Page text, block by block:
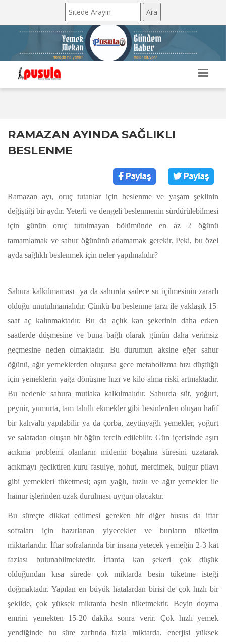
RAMAZAN AYINDA SAĞLIKLI
BESLENME
Ramazan ayı, oruç tutanlar için beslenme ve yaşam şeklinin
değiştiği bir aydır. Yeterli ve dengeli beslenmenin sürdürülebilmesi
için günün oruç tutulmayan bölümünde en az 2 öğünü
tamamlamak ve sahur öğününü atlamamak gerekir. Peki, bu özel
ayda sağlıklı beslenmek için neler yapılmalıdır?
Sahura kalkılmaması ya da sahurda sadece su içilmesinin zararlı
olduğu unutulmamalıdır. Çünkü bu beslenme tarzı ile yaklaşık 15
saat aç kalınmaktadır. Bu da açlık kan şekerinin daha erken
saatlerde düşmesine ve buna bağlı olarak günün daha verimsiz
geçmesine neden olmaktadır. Bu durumun aksine eğer sahur
öğünü, ağır yemeklerden oluşursa gece metabolizma hızı düştüğü
için yemeklerin yağa dönüşme hızı ve kilo alma riski artmaktadır.
Bu nedenle sahura mutlaka kalkılmalıdır. Sahurda süt, yoğurt,
peynir, yumurta, tam tahıllı ekmekler gibi besinlerden oluşan hafif
bir kahvaltı yapılabilir ya da çorba, zeytinyağlı yemekler, yoğurt
ve salatadan oluşan bir öğün tercih edilebilir. Gün içerisinde aşırı
acıkma problemi olanların midenin boşalma süresini uzatarak
acıkmayı geciktiren kuru fasulye, nohut, mercimek, bulgur pilavı
gibi yemekleri tüketmesi; aşırı yağlı, tuzlu ve ağır yemekler ile
hamur işlerinden uzak durulması uygun olacaktır.
Bu süreçte dikkat edilmesi gereken bir diğer husus da iftar
sofraları için hazırlanan yiyecekler ve bunların tüketim
miktarlarıdır. İftar sofralarında bir insana yetecek yemeğin 2-3 kat
fazlası bulunabilmektedir. İftarda kan şekeri çok düşük
olduğundan kısa sürede çok miktarda besin tüketme isteği
doğmaktadır. Yapılan en büyük hatalardan birisi de çok hızlı bir
şekilde, çok yüksek miktarda besin tüketmektir. Beyin doyma
emrini yemekten 15-20 dakika sonra verir. Çok hızlı yemek
yendiğinde bu süre zarfında fazla miktarda, enerjisi yüksek